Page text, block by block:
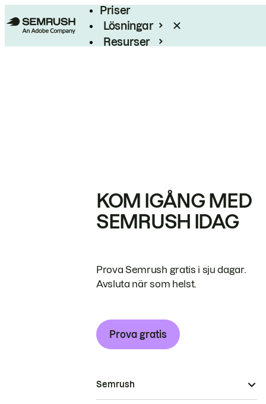
Priser
Lösningar
Resurser
KOM IGÅNG MED
SEMRUSH IDAG
Prova Semrush gratis i sju dagar.
Avsluta när som helst.
Prova gratis
Semrush